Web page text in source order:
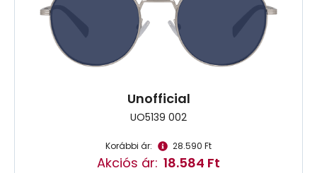
Unofficial
UO5139 002
Korábbi ár: 28.590 Ft
Akciós ár: 18.584 Ft